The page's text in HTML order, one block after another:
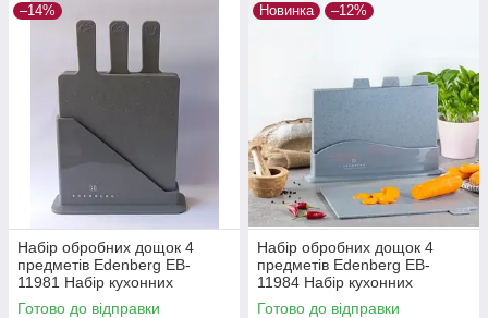
–14%
Набір обробних дощок 4
предметів Edenberg EB-
11981 Набір кухонних
дощечок прямокутні
Готово до відправки
Новинка –12%
Набір обробних дощок 4
предметів Edenberg EB-
11984 Набір кухонних
дощечок прямокутні
Готово до відправки